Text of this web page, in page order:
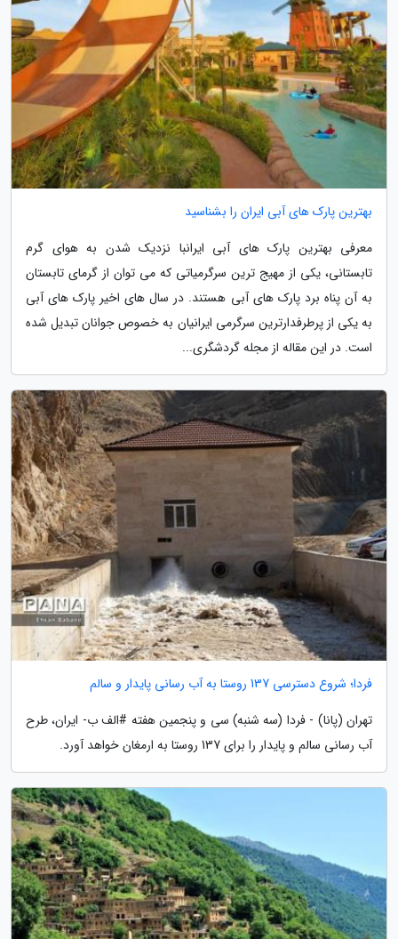
بهترین پارک های آبی ایران را بشناسید
معرفی بهترین پارک های آبی ایرانبا نزدیک شدن به هوای گرم
تابستانی، یکی از مهیج ترین سرگرمیاتی که می توان از گرمای تابستان
به آن پناه برد پارک های آبی هستند. در سال های اخیر پارک های آبی
به یکی از پرطرفدارترین سرگرمی ایرانیان به خصوص جوانان تبدیل شده
است. در این مقاله از مجله گردشگری...
فردا؛ شروع دسترسی 137 روستا به آب رسانی پایدار و سالم
تهران (پانا) - فردا (سه شنبه) سی و پنجمین هفته #الف ب- ایران، طرح
آب رسانی سالم و پایدار را برای 137 روستا به ارمغان خواهد آورد.